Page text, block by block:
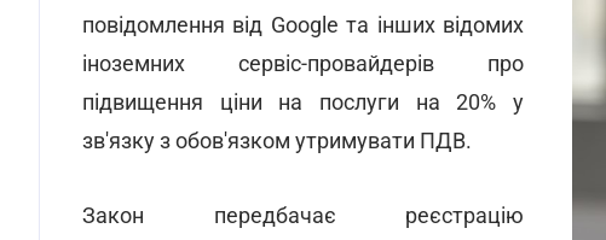
повідомлення від Google та інших відомих
іноземних сервіс-провайдерів про
підвищення ціни на послуги на 20% у
зв'язку з обов'язком утримувати ПДВ.
Закон передбачає реєстрацію